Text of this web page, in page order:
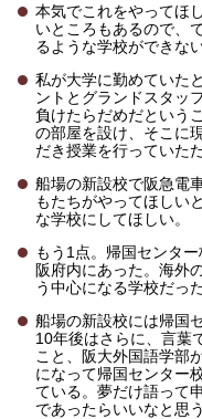
本気でこれをやってほ
いところもあるので、
るような学校ができな
私が大学に勤めていた
ントとグランドスタッ
負けたらだめだという
の部屋を設け、そこに
だき授業を行っていた
船場の新設校で阪急電
もたちがやってほしい
な学校にしてほしい。
もう1点。帰国センタ
阪府内にあった。海外
う中心になる学校だっ
船場の新設校には帰国
10年後はさらに、言葉
こと、阪大外国語学部
になって帰国センター
ている。夢だけ語って
であったらいいなと思う